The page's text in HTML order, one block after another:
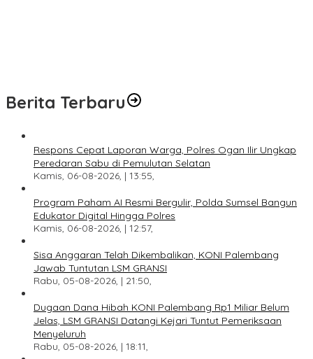
Berita Terbaru
Respons Cepat Laporan Warga, Polres Ogan Ilir Ungkap
Peredaran Sabu di Pemulutan Selatan
Kamis, 06-08-2026, | 13:55,
Program Paham AI Resmi Bergulir, Polda Sumsel Bangun
Edukator Digital Hingga Polres
Kamis, 06-08-2026, | 12:57,
Sisa Anggaran Telah Dikembalikan, KONI Palembang
Jawab Tuntutan LSM GRANSI
Rabu, 05-08-2026, | 21:50,
Dugaan Dana Hibah KONI Palembang Rp1 Miliar Belum
Jelas, LSM GRANSI Datangi Kejari Tuntut Pemeriksaan
Menyeluruh
Rabu, 05-08-2026, | 18:11,